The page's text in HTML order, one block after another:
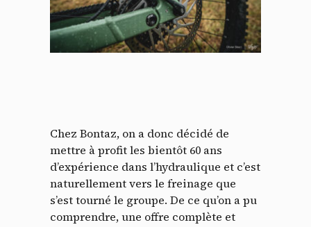
Chez Bontaz, on a donc décidé de
mettre à profit les bientôt 60 ans
d’expérience dans l’hydraulique et c’est
naturellement vers le freinage que
s’est tourné le groupe. De ce qu’on a pu
comprendre, une offre complète et